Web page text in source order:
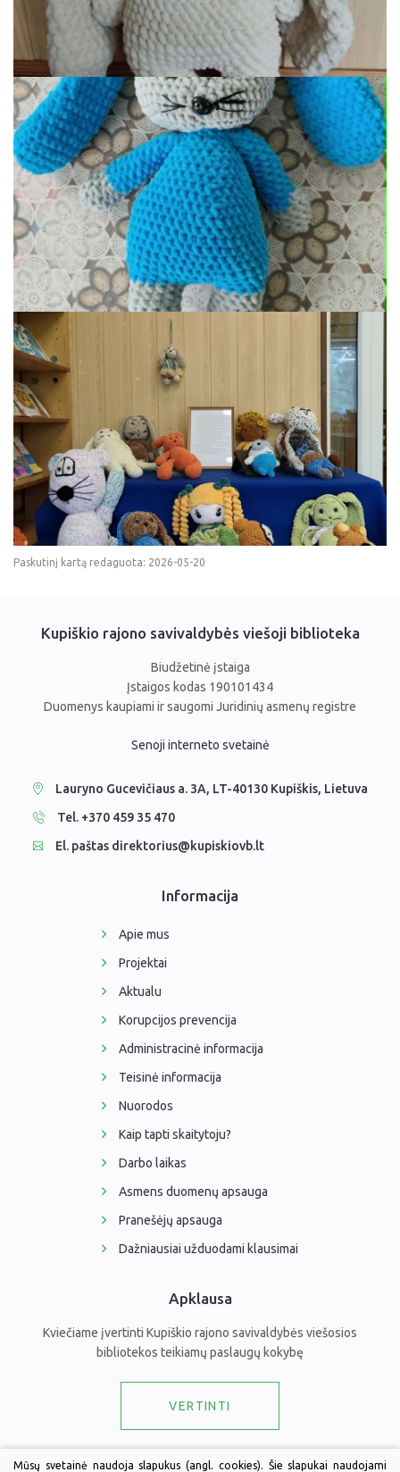
Paskutinį kartą redaguota: 2026-05-20
Kupiškio rajono savivaldybės viešoji biblioteka
Biudžetinė įstaiga
Įstaigos kodas 190101434
Duomenys kaupiami ir saugomi Juridinių asmenų registre
Senoji interneto svetainė
Lauryno Gucevičiaus a. 3A, LT-40130 Kupiškis, Lietuva
Tel. +370 459 35 470
El. paštas direktorius@kupiskiovb.lt
Informacija
Apie mus
Projektai
Aktualu
Korupcijos prevencija
Administracinė informacija
Teisinė informacija
Nuorodos
Kaip tapti skaitytoju?
Darbo laikas
Asmens duomenų apsauga
Pranešėjų apsauga
Dažniausiai užduodami klausimai
Apklausa
Kviečiame įvertinti Kupiškio rajono savivaldybės viešosios
bibliotekos teikiamų paslaugų kokybę
VERTINTI
Draugaukime
Mūsų svetainė naudoja slapukus (angl. cookies). Šie slapukai naudojami